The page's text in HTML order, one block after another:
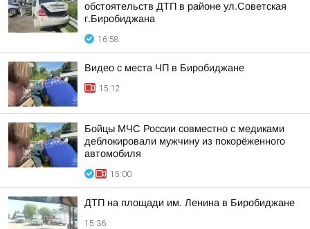
обстоятельств ДТП в районе ул.Советская
г.Биробиджана
16:58
Видео с места ЧП в Биробиджане
15:12
Бойцы МЧС России совместно с медиками
деблокировали мужчину из покорёженного
автомобиля
15:00
ДТП на площади им. Ленина в Биробиджане
15:36